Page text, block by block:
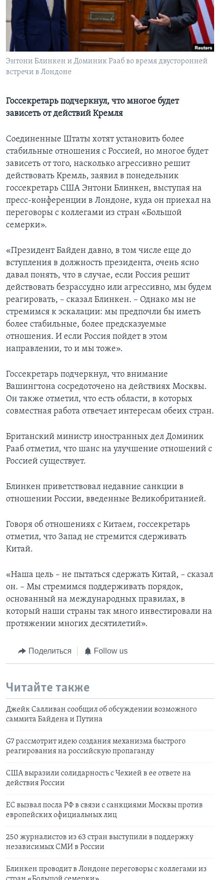
Learning English
СОЦИАЛЬНЫЕ СЕТИ
Энтони Блинкен и Доминик Рааб во время двусторонней
встречи в Лондоне
Госсекретарь подчеркнул, что многое будет
зависеть от действий Кремля
Соединенные Штаты хотят установить более
стабильные отношения с Россией, но многое будет
зависеть от того, насколько агрессивно решит
действовать Кремль, заявил в понедельник
госсекретарь США Энтони Блинкен, выступая на
пресс-конференции в Лондоне, куда он приехал на
переговоры с коллегами из стран «Большой
семерки».
«Президент Байден давно, в том числе еще до
вступления в должность президента, очень ясно
давал понять, что в случае, если Россия решит
действовать безрассудно или агрессивно, мы будем
реагировать, – сказал Блинкен. – Однако мы не
стремимся к эскалации: мы предпочли бы иметь
более стабильные, более предсказуемые
отношения. И если Россия пойдет в этом
направлении, то и мы тоже».
Госсекретарь подчеркнул, что внимание
Вашингтона сосредоточено на действиях Москвы.
Он также отметил, что есть области, в которых
совместная работа отвечает интересам обеих стран.
Британский министр иностранных дел Доминик
Рааб отметил, что шанс на улучшение отношений с
Россией существует.
Блинкен приветствовал недавние санкции в
отношении России, введенные Великобританией.
Говоря об отношениях с Китаем, госсекретарь
отметил, что Запад не стремится сдерживать
Китай.
«Наша цель – не пытаться сдержать Китай, – сказал
он. – Мы стремимся поддерживать порядок,
основанный на международных правилах, в
который наши страны так много инвестировали на
протяжении многих десятилетий».
Поделиться Follow us
Читайте также
Джейк Салливан сообщил об обсуждении возможного
саммита Байдена и Путина
G7 рассмотрит идею создания механизма быстрого
реагирования на российскую пропаганду
США выразили солидарность с Чехией в ее ответе на
действия России
ЕС вызвал посла РФ в связи с санкциями Москвы против
европейских официальных лиц
250 журналистов из 63 стран выступили в поддержку
независимых СМИ в России
Блинкен проводит в Лондоне переговоры с коллегами из